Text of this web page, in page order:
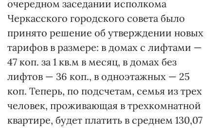
очередном заседании исполкома
Черкасского городского совета было
принято решение об утверждении новых
тарифов в размере: в домах с лифтами —
47 коп. за 1 кв.м в месяц, в домах без
лифтов — 36 коп., в одноэтажных — 25
коп. Теперь, по подсчетам, семья из трех
человек, проживающая в трехкомнатной
квартире, будет платить в среднем 130,07